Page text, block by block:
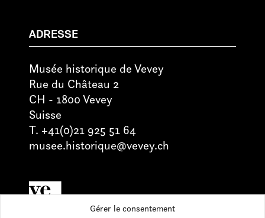
Gérer le consentement
ADRESSE
Musée historique de Vevey
Rue du Château 2
CH - 1800 Vevey
Suisse
T. +41(0)21 925 51 64
musee.historique@vevey.ch